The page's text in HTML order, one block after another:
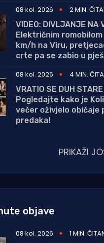
08 kol. 2026
2 MIN.
VIDEO: DIVLJANJE NA
Električnim
km/h na Viru,
crte pa se zabio u
08 kol. 2026
4 MIN.
VRATIO SE DUH
Pogledajte kako je
večer oživjelo običaje
predaka!
PRIKAŽI
objave
08 kol. 2026
1 MIN.